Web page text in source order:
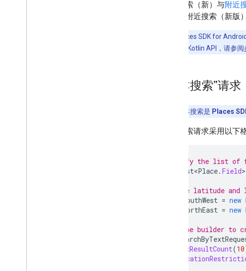
文本搜索（新）与附近
而使用附近搜索（新版
Places SDK for
4.0.0 中添加的 Kotlin API，请参阅
“文本搜索”请求
文本搜索是 Places
文本搜索请求采用以下
// Specify the list of
List<Place. Field>
// Define latitude and
southWest = new
northEast = new
// Use the builder to
setMaxResultCount(10